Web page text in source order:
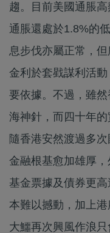
趨。目前美國通脹
通脹還處於1.8%的
息步伐亦屬正常，
金利於套戥謀利活
要依據。不過，雖
海神針，而四十年
隨香港安然渡過多
金融根基愈加雄厚
基金票據及債券更
本難以撼動，加上港
大鱷再次興風作浪